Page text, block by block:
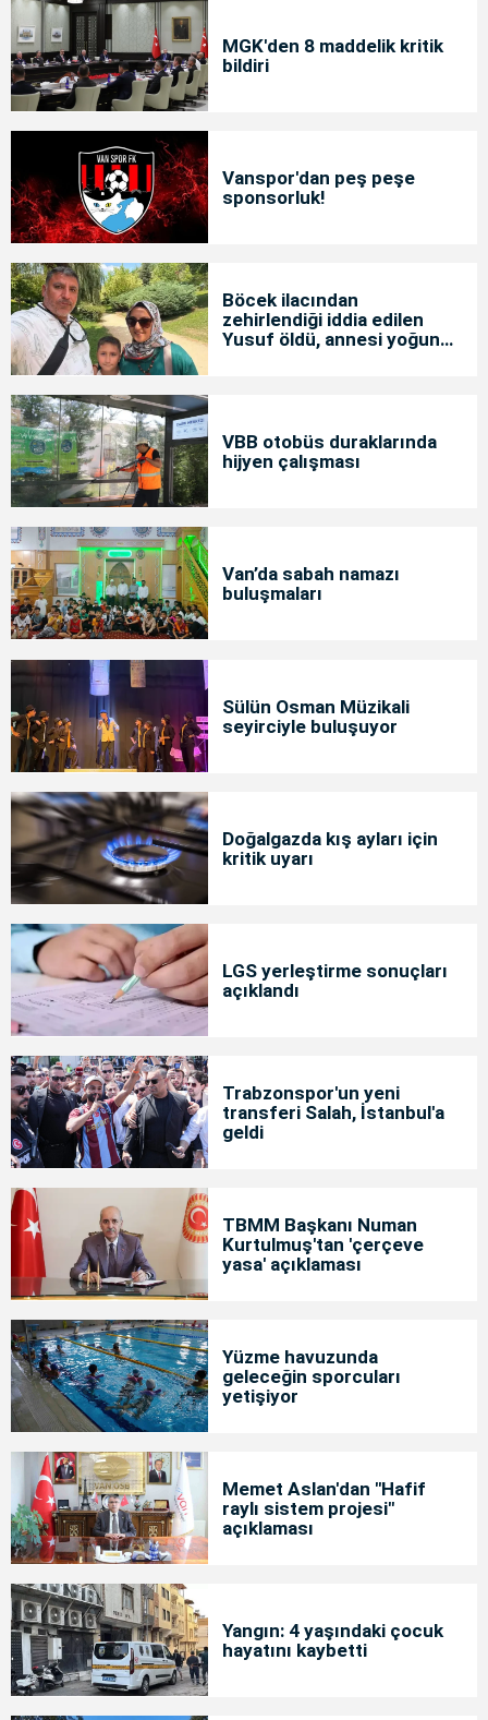
MGK'den 8 maddelik kritik
bildiri
Vanspor'dan peş peşe
sponsorluk!
Böcek ilacından
zehirlendiği iddia edilen
Yusuf öldü, annesi yoğun
VBB otobüs duraklarında
hijyen çalışması
Van’da sabah namazı
buluşmaları
Sülün Osman Müzikali
seyirciyle buluşuyor
Doğalgazda kış ayları için
kritik uyarı
LGS yerleştirme sonuçları
açıklandı
Trabzonspor'un yeni
transferi Salah, İstanbul'a
geldi
TBMM Başkanı Numan
Kurtulmuş'tan 'çerçeve
yasa' açıklaması
Yüzme havuzunda
geleceğin sporcuları
yetişiyor
Memet Aslan'dan "Hafif
raylı sistem projesi"
açıklaması
Yangın: 4 yaşındaki çocuk
hayatını kaybetti